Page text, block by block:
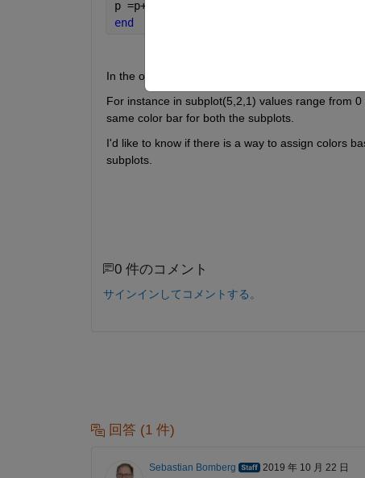
p =p+1;
end
In the output figure, the colorbar remains the
For instance in subplot(5,2,1) values range from
same color bar for both the subplots.
I'd like to know if there is a way to assign colors
subplots.
0 件のコメント
サインインしてコメントする。
回答 (1 件)
Sebastian Bomberg 2019 年 10 月 22 日